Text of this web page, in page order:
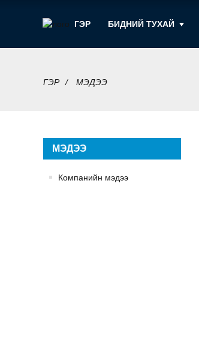
ГЭР БИДНИЙ ТУХАЙ
ГЭР МЭДЭЭ
МЭДЭЭ
Компанийн мэдээ